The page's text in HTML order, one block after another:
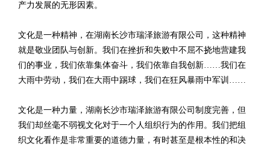
产力发展的无形因素。
文化是一种精神，在湖南长沙市瑞泽旅游有限公司，这种精神
就是敬业团队与创新。我们在挫折和失败中不屈不挠地营建我
们的事业，我们依靠集体奋斗，我们依靠自我创新……我们在
大雨中劳动，我们在大雨中踢球，我们在狂风暴雨中军训……
文化是一种力量，湖南长沙市瑞泽旅游有限公司制度完善，但
我们却丝毫不弱视文化对于一个人组织行为的作用。我们把组
织文化看作是非常重要的道德力量，有时甚至是根本性的和决